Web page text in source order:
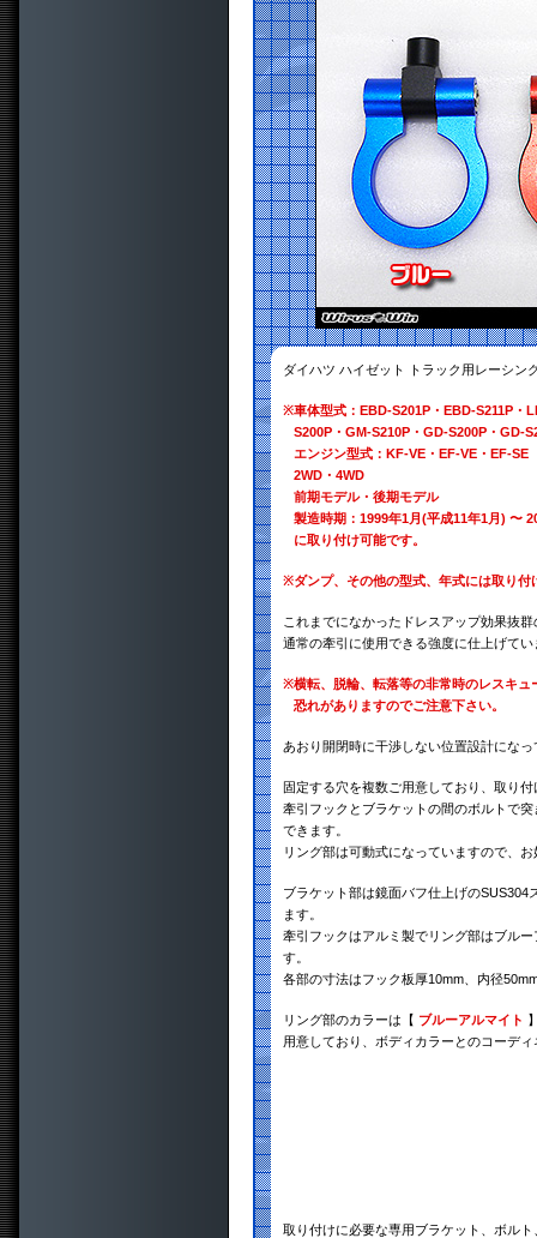
ダイハツ ハイゼット トラック用レーシン
※車体型式：EBD-S201P・EBD-S211P・
S200P・GM-S210P・GD-S200P・GD-
エンジン型式：KF-VE・EF-VE・EF-SE
2WD・4WD
前期モデル・後期モデル
製造時期：1999年1月(平成11年1月) 〜
に取り付け可能です。
※ダンプ、その他の型式、年式には取り
これまでになかったドレスアップ効果抜
通常の牽引に使用できる強度に仕上げてい
※横転、脱輪、転落等の非常時のレスキ
恐れがありますのでご注意下さい。
あおり開閉時に干渉しない位置設計になっ
固定する穴を複数ご用意しており、取り
牽引フックとブラケットの間のボルトで
できます。
リング部は可動式になっていますので、
ブラケット部は鏡面バフ仕上げの
ます。
牽引フックはアルミ製でリング部はブル
す。
各部の寸法はフック板厚10mm、内径
リング部のカラーは【 ブルーアルマイト
用意しており、ボディカラーとのコーデ
取り付けに必要な専用ブラケット、ボル